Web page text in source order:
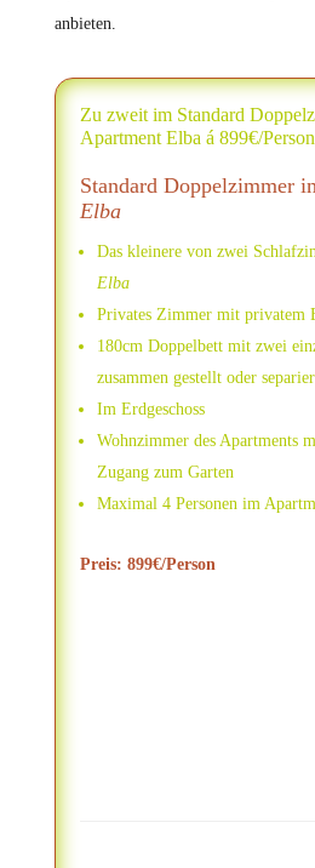
anbieten.
Zu zweit im Standard
Apartment Elba á 899€/Person
Standard Doppelzimmer
Elba
Das kleinere von zwei
Elba
Privates Zimmer mit privatem
180cm Doppelbett mit zwei
zusammen gestellt oder
Im Erdgeschoss
Wohnzimmer des Apartments
Zugang zum Garten
Maximal 4 Personen im
Preis: 899€/Person